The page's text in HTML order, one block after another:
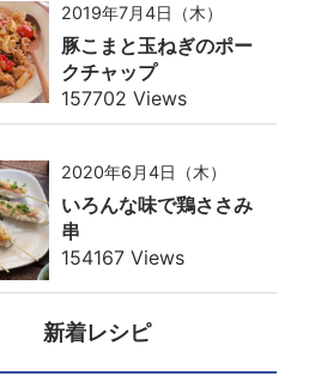
2019年7月4日（木）
豚こまと玉ねぎのポー
クチャップ
157702 Views
2020年6月4日（木）
いろんな味で鶏ささみ
串
154167 Views
新着レシピ